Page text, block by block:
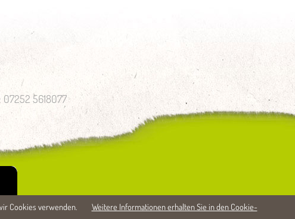
07252 5618077
Cookies verwenden.
Weitere Informationen erhalten Sie in den Cookie-